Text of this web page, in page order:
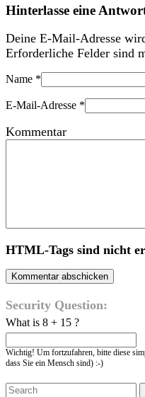
Hinterlasse eine
Deine E-Mail-Adresse
Erforderliche Felder sind
Name *
E-Mail-Adresse *
Kommentar
HTML-Tags sind nicht
Security Question:
What is 8 + 15 ?
Wichtig! Um fortzufahren, bitte diese
dass Sie ein Mensch sind) :-)